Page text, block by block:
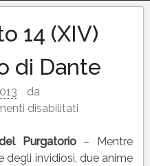
14 (XIV)
di Dante
da
disabilitati
canto
14
Purgatorio– Mentre
degli invidiosi, due anime